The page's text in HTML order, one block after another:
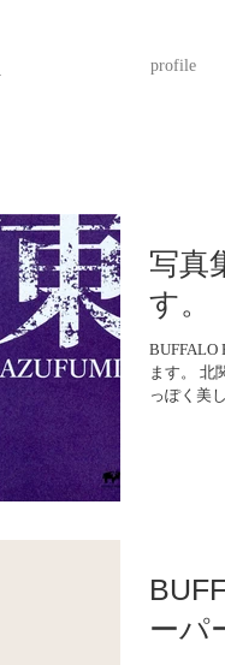
profile
写真
す。
BUFFALO
ます。 北
っぽく美
ーパ